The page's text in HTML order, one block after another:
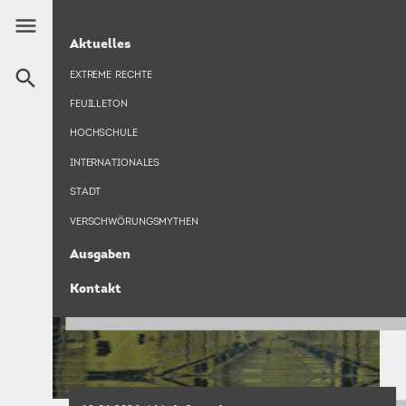
zummenu HAUPTNAVIGATION
Aktuelles
EXTREME RECHTE
FEUILLETON
HOCHSCHULE
INTERNATIONALES
STADT
VERSCHWÖRUNGSMYTHEN
Ausgaben
Kontakt
search
NICK SRNICEK